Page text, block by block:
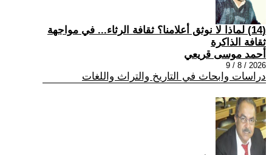
(14) لماذا لا نوثق أعلامنا؟ ثقافة الرثاء... في مواجهة
ثقافة الذاكرة
أحمد موسى قريعي
2026 / 8 / 9
دراسات وابحاث في التاريخ والتراث واللغات